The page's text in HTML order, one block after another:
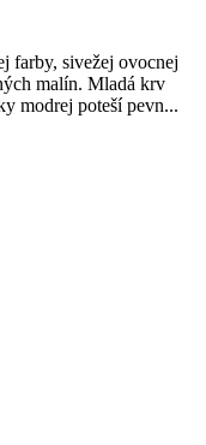
farby, sivežej ovocnej
malín. Mladá krv
modrej poteší pevn...